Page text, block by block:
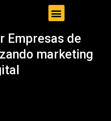
Empresas de
marketing